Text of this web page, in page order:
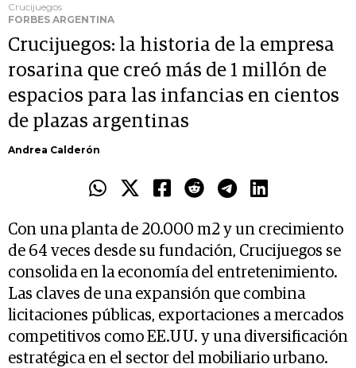
Crucijuegos
FORBES ARGENTINA
Crucijuegos: la historia de la empresa
rosarina que creó más de 1 millón de
espacios para las infancias en cientos
de plazas argentinas
Andrea Calderón
Con una planta de 20.000 m2 y un crecimiento
de 64 veces desde su fundación, Crucijuegos se
consolida en la economía del entretenimiento.
Las claves de una expansión que combina
licitaciones públicas, exportaciones a mercados
competitivos como EE.UU. y una diversificación
estratégica en el sector del mobiliario urbano.